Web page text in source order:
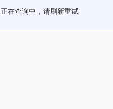
正在查询中，请刷新重试